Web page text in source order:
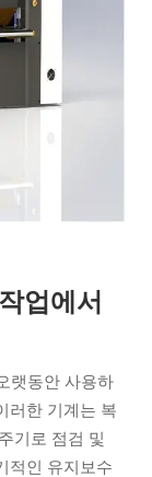
업에서
랫동안 사용하
러한 기계는 복
기로 점검 및
적인 유지보수